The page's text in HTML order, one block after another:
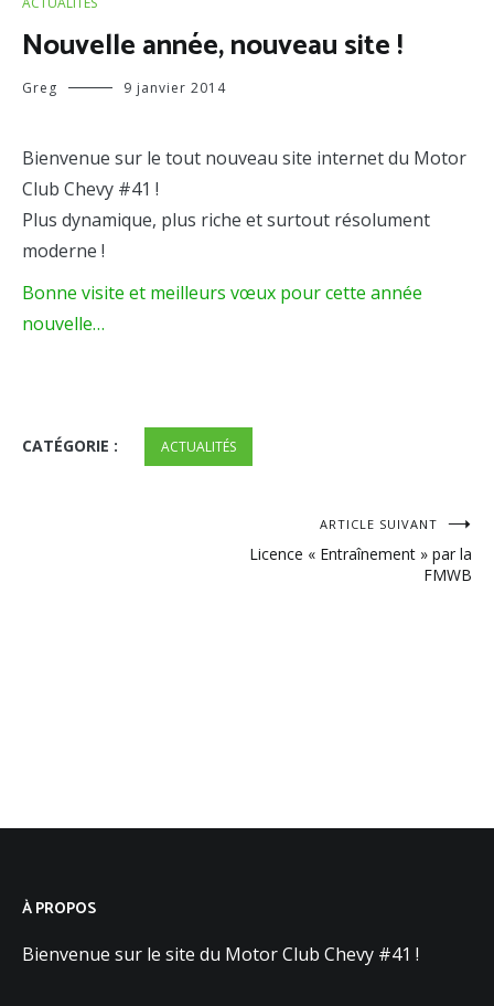
Nouvelle année, nouveau site !
Greg 9 janvier 2014
Bienvenue sur le tout nouveau site internet du Motor
Club Chevy #41 !
Plus dynamique, plus riche et surtout résolument
moderne !
Bonne visite et meilleurs vœux pour cette année
nouvelle…
CATÉGORIE : ACTUALITÉS
ARTICLE SUIVANT
Licence « Entraînement » par la
FMWB
À PROPOS
Bienvenue sur le site du Motor Club Chevy #41 !